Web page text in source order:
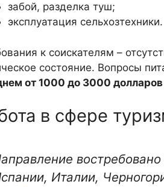
забой, разделка туш;
эксплуатация сельхозтехники.
к соискателям –
состояние. Вопросы
от 1000 до 3000
в сфере
Италии,